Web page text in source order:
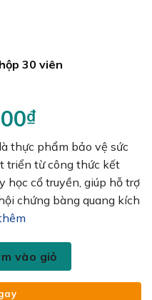
30 viên
₫Giá
tại
là:
195,000₫.
là thực phẩm bảo vệ sức
triển từ công thức kết
học cổ truyền, giúp hỗ trợ
chứng bàng quang kích
không tự chủ, tiểu rắt,
ty HD-PROLIFE.
viên số lượng
vào giỏ